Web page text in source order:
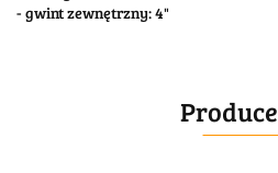
- gwint zewnętrzny: 4"